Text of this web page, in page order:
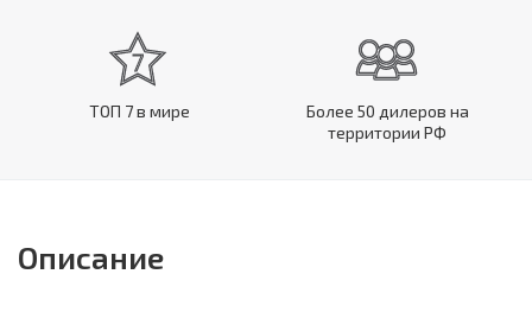
ТОП 7 в мире
Более 50 дилеров на
территории РФ
Описание